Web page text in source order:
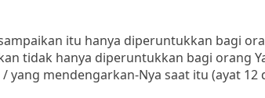
itu hanya diperuntukkan bagi
tidak hanya diperuntukkan bagi orang
mendengarkan-Nya saat itu (ayat 12